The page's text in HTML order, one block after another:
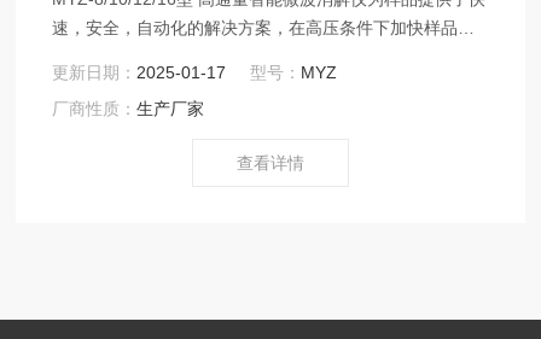
速，安全，自动化的解决方案，在高压条件下加快样品消
质量监督、商品检验、科研院所等领域。
更新日期： 2025-01-17 型号： MYZ
厂商性质：生产厂家
查看详情